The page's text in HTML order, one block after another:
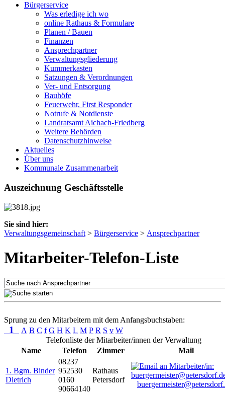
Bürgerservice
Was erledige ich wo
online Rathaus & Formulare
Planen / Bauen
Finanzen
Ansprechpartner
Verwaltungsgliederung
Kummerkasten
Satzungen & Verordnungen
Ver- und Entsorgung
Bauhöfe
Feuerwehr, First Responder
Notrufe & Notdienste
Landratsamt Aichach-Friedberg
Weitere Behörden
Datenschutzhinweise
Aktuelles
Über uns
Kommunale Zusammenarbeit
Auszeichnung Geschäftsstelle
Sie sind hier:
Verwaltungsgemeinschaft > Bürgerservice > Ansprechpartner
Mitarbeiter-Telefon-Liste
Sprung zu den Mitarbeitern mit dem Anfangsbuchstaben:
1 A B C f G H K L M P R S v W
Telefonliste der Mitarbeiter/innen der Verwaltung
Name
Telefon Zimmer Mail
1. Bgm. Binder
Dietrich
08237
952530
0160
90664140
Rathaus
Petersdorf